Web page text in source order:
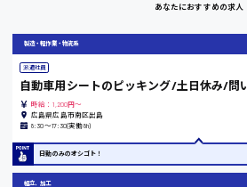
あなたにおすすめの求人
製造・軽作業・物流系
派遣社員
自動車用シートのピッキング/土日休み/問
時給：1,200円～
広島県広島市南区出島
8:30〜17:30(実働8h)
日勤のみのオシゴト！
組立、加工